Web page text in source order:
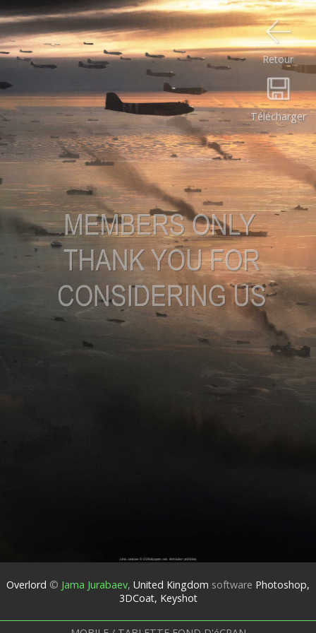
Télécharger
Retour
Overlord © Jama Jurabaev, United Kingdom software Photoshop,
3DCoat, Keyshot